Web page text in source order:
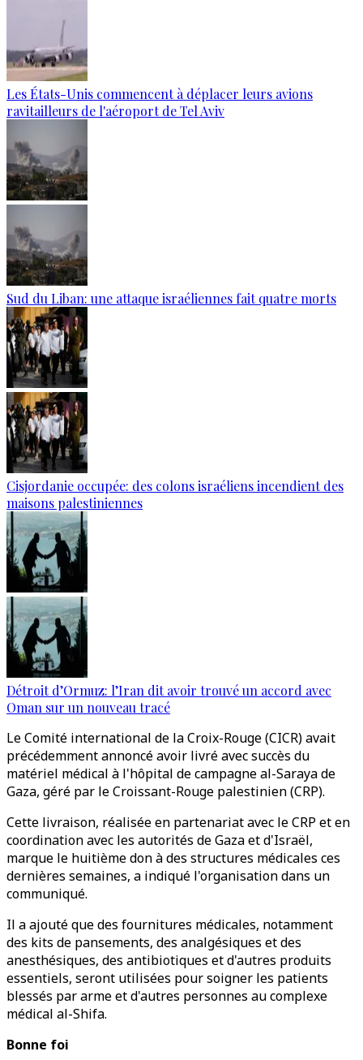
Les États-Unis commencent à déplacer leurs avions
ravitailleurs de l'aéroport de Tel Aviv
Sud du Liban: une attaque israéliennes fait quatre morts
Cisjordanie occupée: des colons israéliens incendient des
maisons palestiniennes
Détroit d’Ormuz: l’Iran dit avoir trouvé un accord avec
Oman sur un nouveau tracé
Le Comité international de la Croix-Rouge (CICR) avait
précédemment annoncé avoir livré avec succès du
matériel médical à l'hôpital de campagne al-Saraya de
Gaza, géré par le Croissant-Rouge palestinien (CRP).
Cette livraison, réalisée en partenariat avec le CRP et en
coordination avec les autorités de Gaza et d'Israël,
marque le huitième don à des structures médicales ces
dernières semaines, a indiqué l'organisation dans un
communiqué.
Il a ajouté que des fournitures médicales, notamment
des kits de pansements, des analgésiques et des
anesthésiques, des antibiotiques et d'autres produits
essentiels, seront utilisées pour soigner les patients
blessés par arme et d'autres personnes au complexe
médical al-Shifa.
Bonne foi